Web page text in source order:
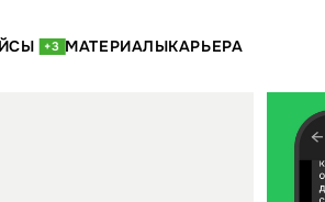
+3 МАТЕРИАЛЫКАРЬЕРА